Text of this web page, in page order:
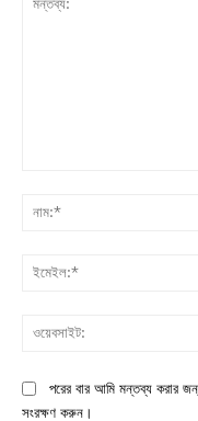
পরের বার আমি মন্তব্য করার
সংরক্ষণ করুন।